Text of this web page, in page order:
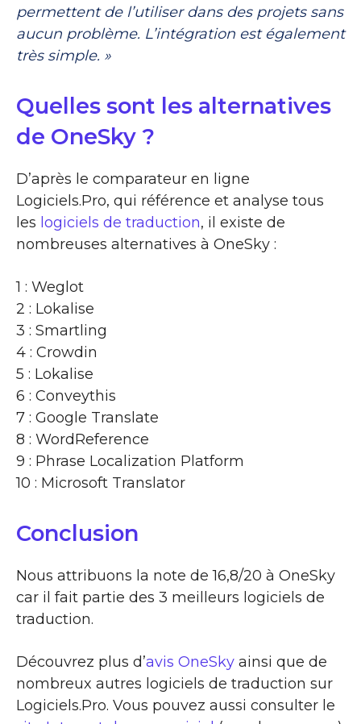
permettent de l’utiliser dans des projets sans
aucun problème. L’intégration est également
très simple. »
Quelles sont les alternatives
de OneSky ?
D’après le comparateur en ligne
Logiciels.Pro, qui référence et analyse tous
les logiciels de traduction, il existe de
nombreuses alternatives à OneSky :
1 : Weglot
2 : Lokalise
3 : Smartling
4 : Crowdin
5 : Lokalise
6 : Conveythis
7 : Google Translate
8 : WordReference
9 : Phrase Localization Platform
10 : Microsoft Translator
Conclusion
Nous attribuons la note de 16,8/20 à OneSky
car il fait partie des 3 meilleurs logiciels de
traduction.
Découvrez plus d’avis OneSky ainsi que de
nombreux autres logiciels de traduction sur
Logiciels.Pro. Vous pouvez aussi consulter le